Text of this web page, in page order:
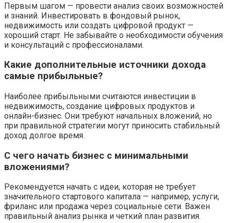
Первым шагом — провести анализ своих возможностей
и знаний. Инвестировать в фондовый рынок,
недвижимость или создать цифровой продукт —
хороший старт. Не забывайте о необходимости обучения
и консультаций с профессионалами.
Какие дополнительные источники дохода
самые прибыльные?
Наиболее прибыльными считаются инвестиции в
недвижимость, создание цифровых продуктов и
онлайн-бизнес. Они требуют начальных вложений, но
при правильной стратегии могут приносить стабильный
доход долгое время.
С чего начать бизнес с минимальными
вложениями?
Рекомендуется начать с идеи, которая не требует
значительного стартового капитала — например, услуги,
фриланс или продажа через социальные сети. Важен
правильный анализ рынка и четкий план развития.